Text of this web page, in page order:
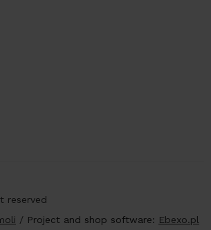
reserved
/ Project and shop software: Ebexo.pl